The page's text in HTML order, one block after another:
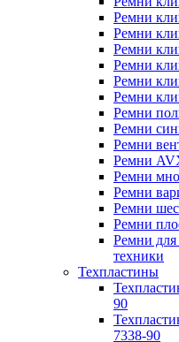
Ремни
Ремни
Ремни
Ремни
Ремни
Ремни
Ремни
Ремни
Ремни
Ремни
Ремни
Ремни
Ремни
Ремни
Ремни для
техники
Техпластины
90
7338-90